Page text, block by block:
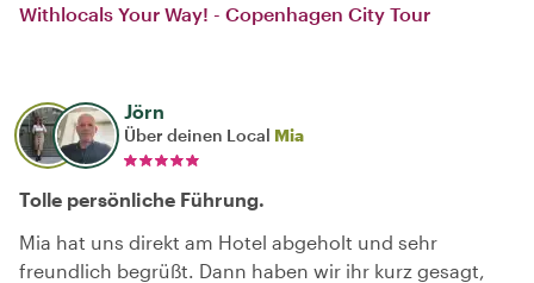
Withlocals Your Way! - Copenhagen City Tour
Jörn
Über deinen Local Mia
Tolle persönliche Führung.
Mia hat uns direkt am Hotel abgeholt und sehr
freundlich begrüßt. Dann haben wir ihr kurz gesagt,